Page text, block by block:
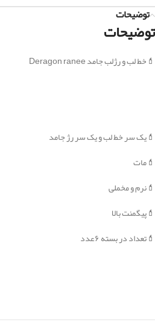
توضیحات
توضیحات
💄خط لب و رژلب جامد Deragon ranee
💄یک سر خط لب و یک سر رژ جامد
💄مات
💄نرم و مخملی
💄پیگمنت بالا
💄تعداد در بسته ۶عدد